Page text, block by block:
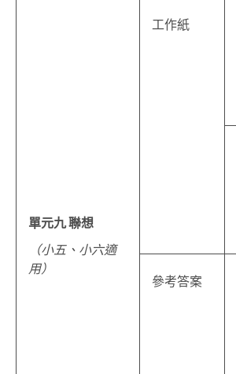
單元九 聯想
（小五、小六適
用）
工作紙
參考答案